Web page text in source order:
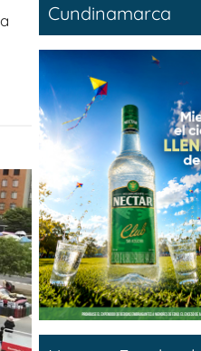
Cundinamarca